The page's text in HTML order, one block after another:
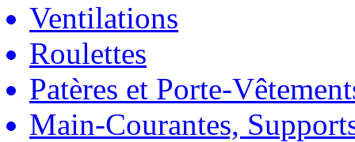
Ventilations
Roulettes
Patères et Porte-
Main-Courantes,